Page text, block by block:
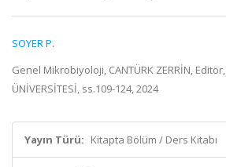
SOYER P.
Genel Mikrobiyoloji, CANTÜRK ZERRİN, Editör,
ÜNİVERSİTESİ, ss.109-124, 2024
Yayın Türü: Kitapta Bölüm / Ders Kitabı